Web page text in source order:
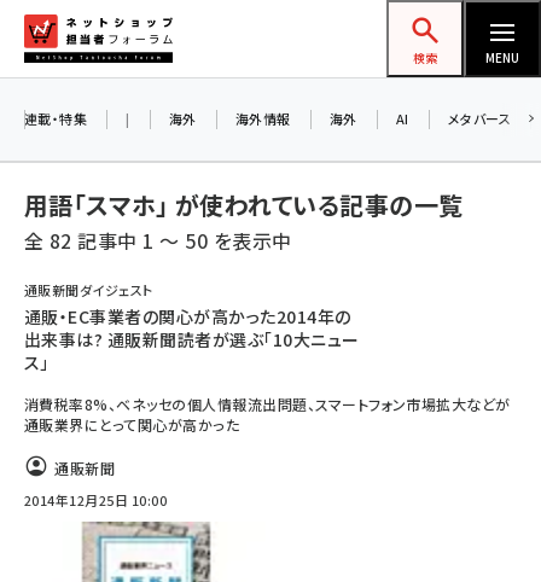
ン
ネットショップ担当者フォーラム
検索 MENU
yahoo (1908)
ecbeing (1211)
base (1083)
ビィ・フォアード (781)
連載・特集 | 海外 海外情報 海外 AI メタバース
用語「スマホ」 が使われている記事の一覧
全 82 記事中 1 ～ 50 を表示中
通販新聞ダイジェスト
通販・EC事業者の関心が高かった2014年の
出来事は? 通販新聞読者が選ぶ「10大ニュー
ス」
消費税率8%、ベネッセの個人情報流出問題、スマートフォン市場拡大などが
通販業界にとって関心が高かった
通販新聞
2014年12月25日 10:00
AIが買い物を代行する時代に打つべき「次の
一手」とは？ アルペン、オイシックス、元UA責
任者が登壇のリアルECセミナー（8/26＠東
京）【交流会も実施】
8/26（水）、東京・四谷で開催。登壇者・聴講
者と交流できる交流会も実施します。すべて